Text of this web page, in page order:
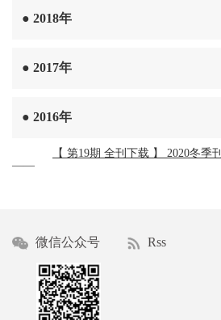
● 2018年
● 2017年
● 2016年
——
【 第19期 全刊下载 】 2020冬季刊
微信公众号 Rss